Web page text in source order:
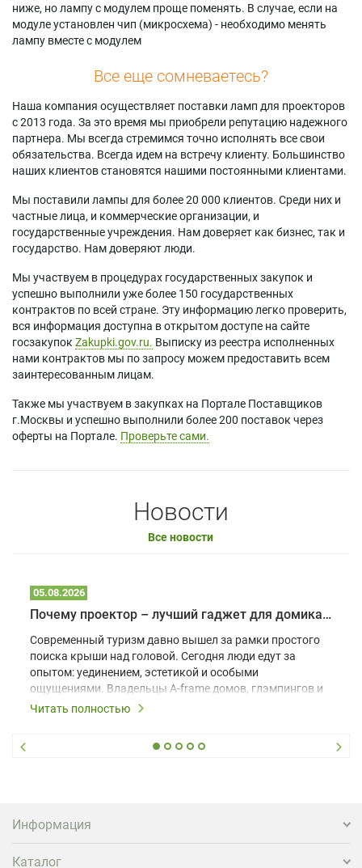
ниже, но лампу с модулем проще поменять. В случае, если на
модуле установлен чип (микросхема) - необходимо менять
лампу вместе с модулем
Все еще сомневаетесь?
Наша компания осуществляет поставки ламп для проекторов
с 2013 года. За это время мы приобрели репутацию надежного
партнера. Мы всегда стремимся точно исполнять все свои
обязательства. Всегда идем на встречу клиенту. Большинство
наших клиентов становятся нашими постоянными клиентами.
Мы поставили лампы для более 20 000 клиентов. Среди них и
частные лица, и коммерческие организации, и
государственные учреждения. Нам доверяет как бизнес, так и
государство. Нам доверяют люди.
Мы участвуем в процедурах государственных закупок и
успешно выполнили уже более 150 государственных
контрактов по всей стране. Эту информацию легко проверить,
вся информация доступна в открытом доступе на сайте
госзакупок Zakupki.gov.ru. Выписку из реестра исполненных
нами контрактов мы по запросу можем предоставить всем
заинтересованным лицам.
Также мы участвуем в закупках на Портале Поставщиков
г.Москвы и успешно выполнили более 200 поставок через
оферты на Портале. Проверьте сами.
Новости
Все новости
05.08.2026
Почему проектор – лучший гаджет для домика в глэмпинге
Современный туризм давно вышел за рамки простого
поиска крыши над головой. Сегодня люди едут за
опытом: уединением, эстетикой и особыми
ощущениями. Владельцы A-frame домов, глэмпингов и
шале понимают, что конкуренция растет, и
вернуться и поделиться впечатлениями в соцсетях,
проектора.
Читать полностью
Информация
Каталог